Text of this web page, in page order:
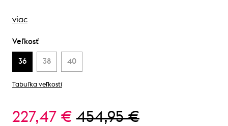
viac
Veľkosť
36 38 40
Tabuľka veľkostí
227,47 € 454,95 €